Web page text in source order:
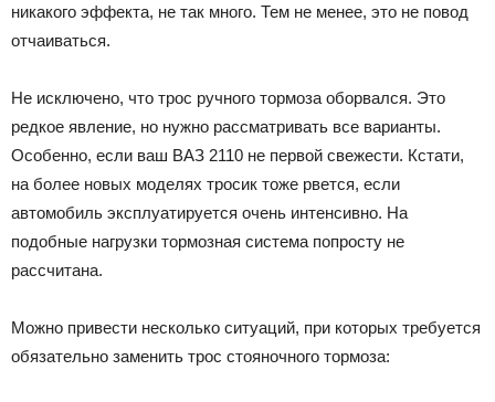
никакого эффекта, не так много. Тем не менее, это не повод
отчаиваться.
Не исключено, что трос ручного тормоза оборвался. Это
редкое явление, но нужно рассматривать все варианты.
Особенно, если ваш ВАЗ 2110 не первой свежести. Кстати,
на более новых моделях тросик тоже рвется, если
автомобиль эксплуатируется очень интенсивно. На
подобные нагрузки тормозная система попросту не
рассчитана.
Можно привести несколько ситуаций, при которых требуется
обязательно заменить трос стояночного тормоза: